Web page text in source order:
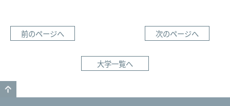
前のページへ 次のページへ
大学一覧へ